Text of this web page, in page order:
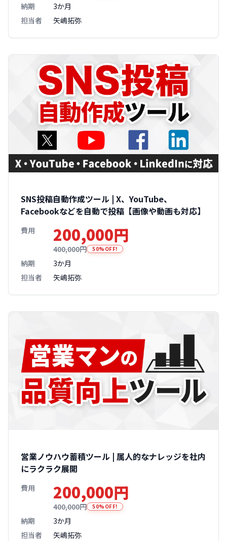
納期
3か月
担当者
矢嶋拓弥
SNS投稿自動作成ツール | X、YouTube、
Facebookなどを自動で投稿【画像や動画も対応】
費用 200,000円
400,000円 50%OFF!
納期
3か月
担当者
矢嶋拓弥
営業ノウハウ蓄積ツール | 属人的なナレッジを社内
にラクラク展開
費用 200,000円
400,000円 50%OFF!
納期
3か月
担当者
矢嶋拓弥